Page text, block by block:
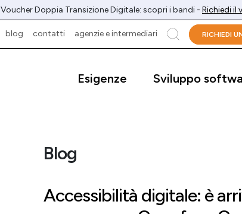
Voucher Doppia Transizione Digitale: scopri i bandi - Richiedi il
blog contatti agenzie e intermediari cerca
RICHIEDI
Esigenze Sviluppo
Blog
Accessibilità digitale: è